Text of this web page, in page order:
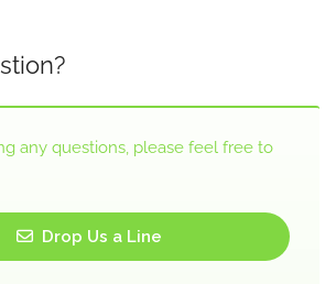
any questions, please feel free to
Drop Us a Line